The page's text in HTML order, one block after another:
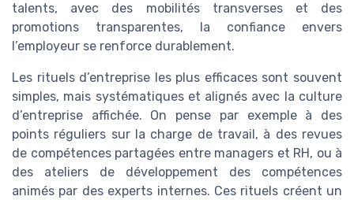
talents, avec des mobilités transverses et des
promotions transparentes, la confiance envers
l’employeur se renforce durablement.
Les rituels d’entreprise les plus efficaces sont souvent
simples, mais systématiques et alignés avec la culture
d’entreprise affichée. On pense par exemple à des
points réguliers sur la charge de travail, à des revues
de compétences partagées entre managers et RH, ou à
des ateliers de développement des compétences
animés par des experts internes. Ces rituels créent un